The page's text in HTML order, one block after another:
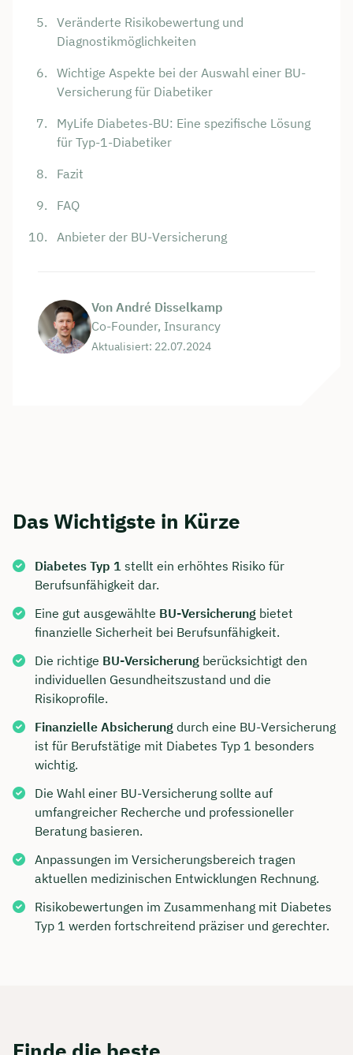
Veränderte Risikobewertung und
Diagnostikmöglichkeiten
Wichtige Aspekte bei der Auswahl einer BU-
Versicherung für Diabetiker
MyLife Diabetes-BU: Eine spezifische Lösung
für Typ-1-Diabetiker
Fazit
FAQ
Anbieter der BU-Versicherung
Von André Disselkamp
Co-Founder, Insurancy
Aktualisiert: 22.07.2024
Das Wichtigste in Kürze
Diabetes Typ 1 stellt ein erhöhtes Risiko für
Berufsunfähigkeit dar.
Eine gut ausgewählte BU-Versicherung bietet
finanzielle Sicherheit bei Berufsunfähigkeit.
Die richtige BU-Versicherung berücksichtigt den
individuellen Gesundheitszustand und die
Risikoprofile.
Finanzielle Absicherung durch eine BU-Versicherung
ist für Berufstätige mit Diabetes Typ 1 besonders
wichtig.
Die Wahl einer BU-Versicherung sollte auf
umfangreicher Recherche und professioneller
Beratung basieren.
Anpassungen im Versicherungsbereich tragen
aktuellen medizinischen Entwicklungen Rechnung.
Risikobewertungen im Zusammenhang mit Diabetes
Typ 1 werden fortschreitend präziser und gerechter.